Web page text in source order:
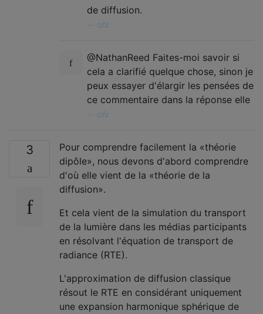
de diffusion.
cifz
@NathanReed Faites-moi savoir si
cela a clarifié quelque chose, sinon je
peux essayer d'élargir les pensées de
ce commentaire dans la réponse elle
cifz
3
Pour comprendre facilement la «théorie
dipôle», nous devons d'abord comprendre
d'où elle vient de la «théorie de la
diffusion».
Et cela vient de la simulation du transport
de la lumière dans les médias participants
en résolvant l'équation de transport de
radiance (RTE).
L'approximation de diffusion classique
résout le RTE en considérant uniquement
une expansion harmonique sphérique de